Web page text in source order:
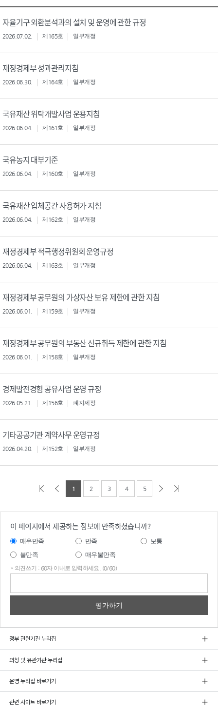
자율기구 외환분석과의 설치 및 운영에 관한 규정
2026.07.02. 제165호 일부개정
재정경제부 성과관리지침
2026.06.30. 제164호 일부개정
국유재산 위탁개발사업 운용지침
2026.06.04. 제161호 일부개정
국유농지 대부기준
2026.06.04. 제160호 일부개정
국유재산 입체공간 사용허가 지침
2026.06.04. 제162호 일부개정
재정경제부 적극행정위원회 운영규정
2026.06.04. 제163호 일부개정
재정경제부 공무원의 가상자산 보유 제한에 관한 지침
2026.06.01. 제159호 일부개정
재정경제부 공무원의 부동산 신규취득 제한에 관한 지침
2026.06.01. 제158호 일부개정
경제발전경험 공유사업 운영 규정
2026.05.21. 제156호 폐지제정
기타공공기관 계약사무 운영규정
2026.04.20. 제152호 일부개정
1 2 3 4 5
이 페이지에서 제공하는 정보에 만족하셨습니까?
매우만족 만족
보통
불만족
매우불만족
* 의견쓰기 : 60자 이내로 입력하세요. (0/60)
정부 관련기관 누리집
외청 및 유관기관 누리집
운영 누리집 바로가기
관련 사이트 바로가기